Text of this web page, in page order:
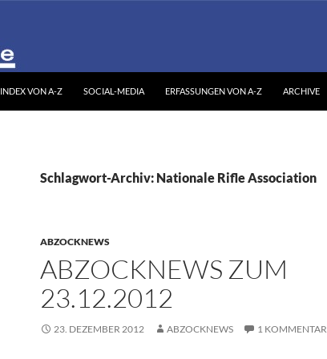
INDEX VON A-Z SOCIAL-MEDIA ERFASSUNGEN VON A-Z ARCHIVE
Schlagwort-Archiv: Nationale Rifle Association
ABZOCKNEWS
ABZOCKNEWS ZUM
23.12.2012
23. DEZEMBER 2012 ABZOCKNEWS 1 KOMMENTAR